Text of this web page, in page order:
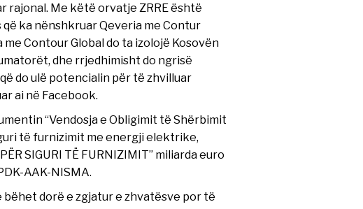
Me këtë orvatje ZRRE është
ka nënshkruar Qeveria me Contur
Contour Global do ta izolojë Kosovën
dhe rrjedhimisht do ngrisë
do ulë potencialin për të zhvilluar
ai në Facebook.
“Vendosja e Obligimit të Shërbimit
të furnizimit me energji elektrike,
SIGURI TË FURNIZIMIT” miliarda euro
AAK-NISMA.
bëhet dorë e zgjatur e zhvatësve por të